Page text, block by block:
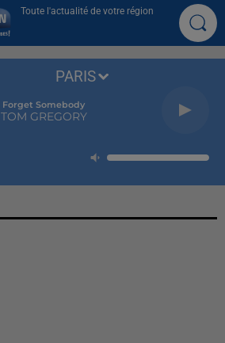
Toute l'actualité de votre région
Forget Somebody
TOM GREGORY
PARIS